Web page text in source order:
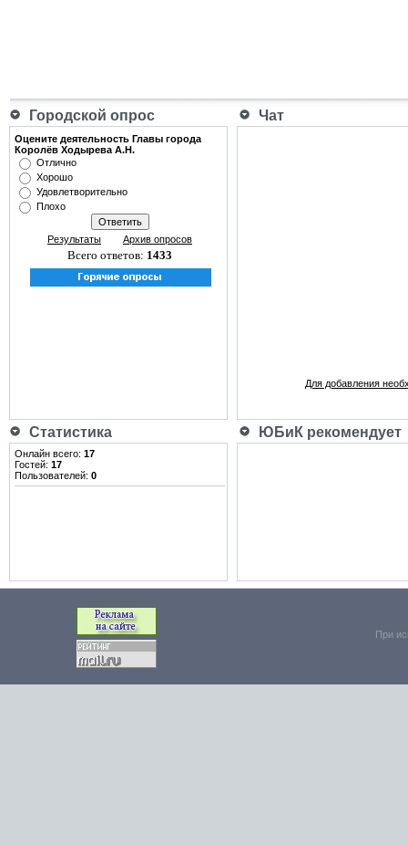
Городской опрос Чат
Оцените деятельность Главы города
Королёв Ходырева А.Н.
Отлично
Хорошо
Удовлетворительно
Плохо
Результаты Архив опросов
Всего ответов: 1433
Для добавления
Статистика ЮБиК рекомендует
Онлайн всего: 17
Гостей: 17
Пользователей: 0
При